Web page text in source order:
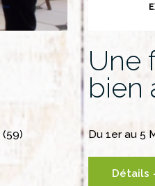
(59)
Une
bien
Du 1er au 5
Détails